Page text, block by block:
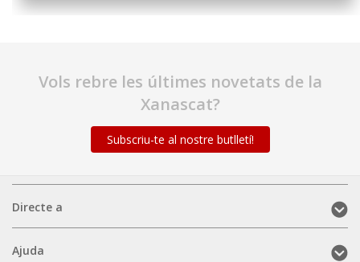
Vols rebre les últimes novetats de la
Xanascat?
Subscriu-te al nostre butlletí!
Directe
Directe a
Ajuda
Ajuda